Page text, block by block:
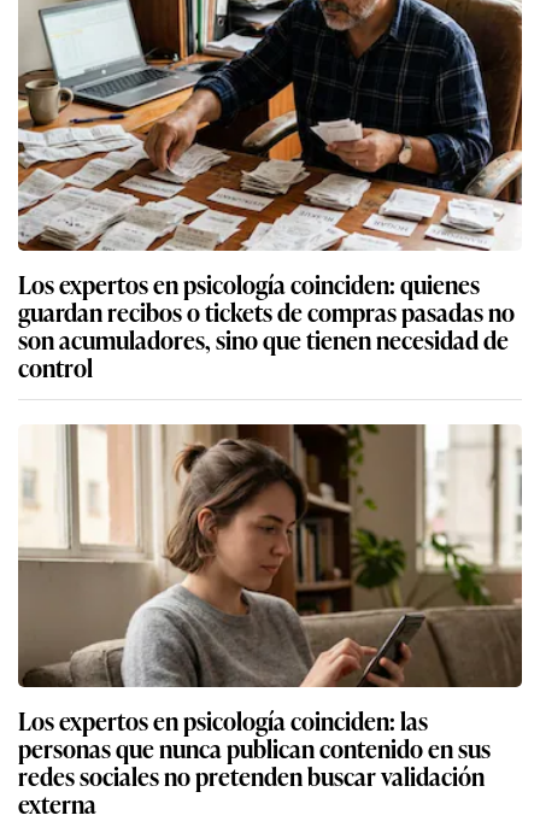
Los expertos en psicología coinciden: quienes
guardan recibos o tickets de compras pasadas no
son acumuladores, sino que tienen necesidad de
control
Los expertos en psicología coinciden: las
personas que nunca publican contenido en sus
redes sociales no pretenden buscar validación
externa